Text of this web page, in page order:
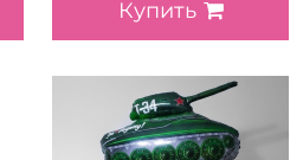
Купить